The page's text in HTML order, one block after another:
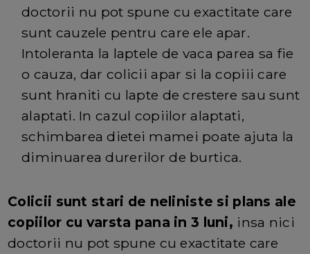
doctorii nu pot spune cu exactitate care
sunt cauzele pentru care ele apar.
Intoleranta la laptele de vaca parea sa fie
o cauza, dar colicii apar si la copiii care
sunt hraniti cu lapte de crestere sau sunt
alaptati. In cazul copiilor alaptati,
schimbarea dietei mamei poate ajuta la
diminuarea durerilor de burtica.
Colicii sunt stari de neliniste si plans ale
copiilor cu varsta pana in 3 luni, insa nici
doctorii nu pot spune cu exactitate care